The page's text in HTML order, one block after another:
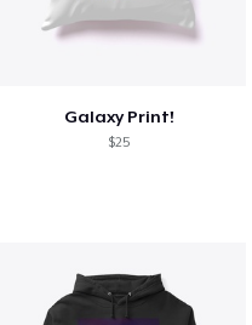
Galaxy Print!
$25